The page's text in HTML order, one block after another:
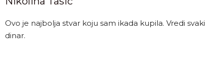
Ovo je najbolja stvar koju sam ikada kupila. Vredi svaki
dinar.